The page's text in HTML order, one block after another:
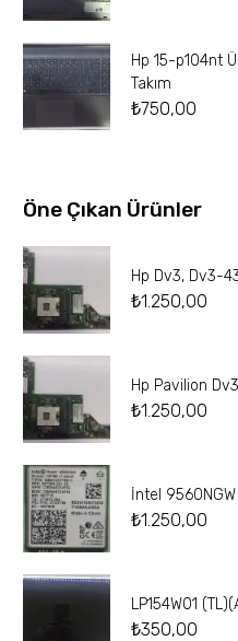
Hp 15-p104nt
Takım
₺750,00
Öne Çıkan Ürünler
Hp Dv3, Dv3-
₺1.250,00
Hp Pavilion
₺1.250,00
İntel
₺1.250,00
LP154W01
₺350,00